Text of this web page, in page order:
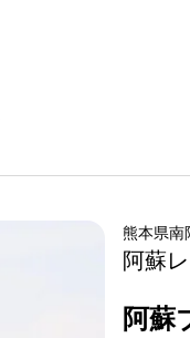
熊本県南
阿蘇
阿蘇